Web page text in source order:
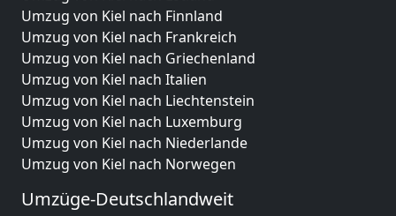
Umzug von Kiel nach Finnland
Umzug von Kiel nach Frankreich
Umzug von Kiel nach Griechenland
Umzug von Kiel nach Italien
Umzug von Kiel nach Liechtenstein
Umzug von Kiel nach Luxemburg
Umzug von Kiel nach Niederlande
Umzug von Kiel nach Norwegen
Umzüge-Deutschlandweit